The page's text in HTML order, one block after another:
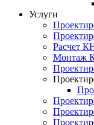
Услуги
Расчет
Монтаж